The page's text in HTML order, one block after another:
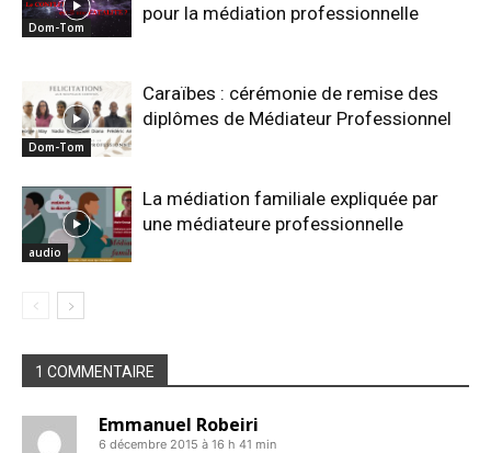
Dom-Tom
pour la médiation professionnelle
Dom-Tom
Caraïbes : cérémonie de remise des
diplômes de Médiateur Professionnel
audio
La médiation familiale expliquée par
une médiateure professionnelle
1 COMMENTAIRE
Emmanuel Robeiri
6 décembre 2015 à 16 h 41 min